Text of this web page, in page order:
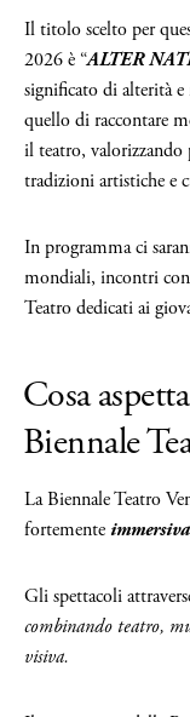
Il titolo scelto per
2026 è “ALTER
significato di alterità
quello di raccontare
il teatro,
tradizioni artistiche e
In programma ci
mondiali, incontri
Teatro dedicati ai
Cosa
Biennale
La Biennale Teatro
fortemente
Gli spettacoli
combinando teatro,
visiva.